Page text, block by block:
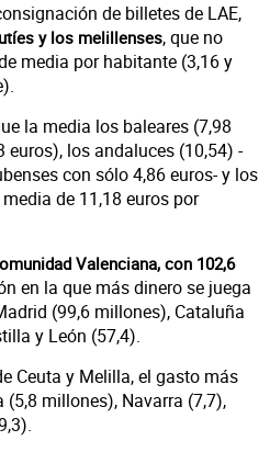
de billetes de LAE,
y los melillenses, que no
media por habitante (3,16 y
la media los baleares (7,98
euros), los andaluces (10,54) -
con sólo 4,86 euros- y los
de 11,18 euros por
Valenciana, con 102,6
en la que más dinero se juega
(99,6 millones), Cataluña
y León (57,4).
Ceuta y Melilla, el gasto más
millones), Navarra (7,7),